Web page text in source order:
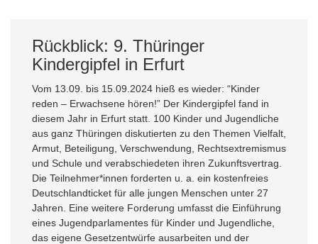
Rückblick: 9. Thüringer
Kindergipfel in Erfurt
Vom 13.09. bis 15.09.2024 hieß es wieder: “Kinder
reden – Erwachsene hören!” Der Kindergipfel fand in
diesem Jahr in Erfurt statt. 100 Kinder und Jugendliche
aus ganz Thüringen diskutierten zu den Themen Vielfalt,
Armut, Beteiligung, Verschwendung, Rechtsextremismus
und Schule und verabschiedeten ihren Zukunftsvertrag.
Die Teilnehmer*innen forderten u. a. ein kostenfreies
Deutschlandticket für alle jungen Menschen unter 27
Jahren. Eine weitere Forderung umfasst die Einführung
eines Jugendparlamentes für Kinder und Jugendliche,
das eigene Gesetzentwürfe ausarbeiten und der